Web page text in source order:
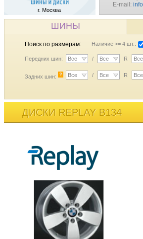
г. Москва
E-mail:
ШИНЫ
Поиск по размерам: Наличие >= 4 шт.:
Передних шин: Все / Все R Все
Задних шин: ? Все / Все R Все
ДИСКИ REPLAY B134